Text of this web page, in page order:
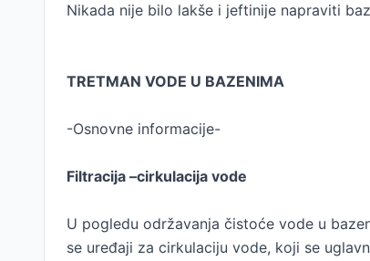
Nikada nije bilo lakše i jeftinije napraviti
TRETMAN VODE U BAZENIMA
-Osnovne informacije-
Filtracija –cirkulacija vode
U pogledu održavanja čistoće vode u
se uređaji za cirkulaciju vode, koji se